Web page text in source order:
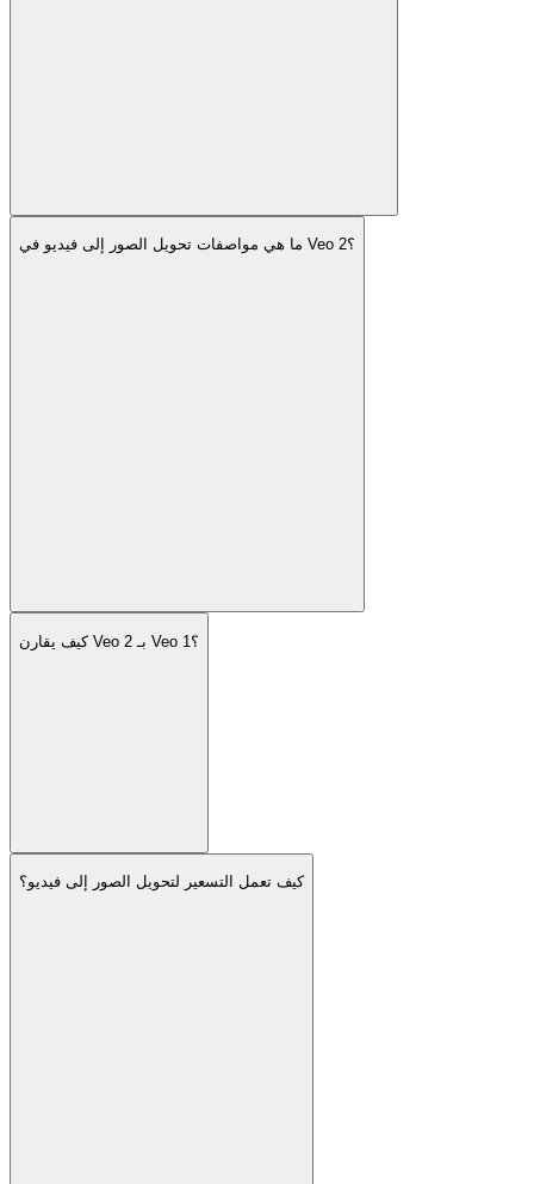
ما هي مواصفات تحويل الصور إلى فيديو في Veo 2؟
كيف يقارن Veo 2 بـ Veo 1؟
كيف تعمل التسعير لتحويل الصور إلى فيديو؟